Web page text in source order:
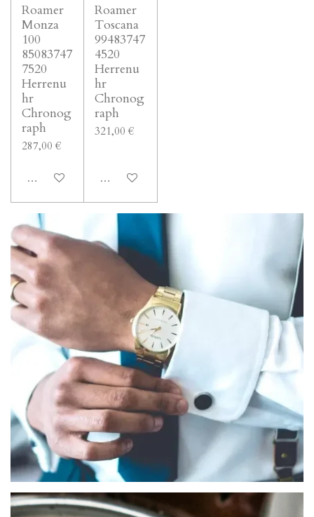
Roamer
Monza
100
85083747
7520
Herrenu
hr
Chronog
raph
287,00 €
In den Warenkorb
Roamer
Toscana
99483747
4520
Herrenu
hr
Chronog
raph
321,00 €
In den Warenkorb